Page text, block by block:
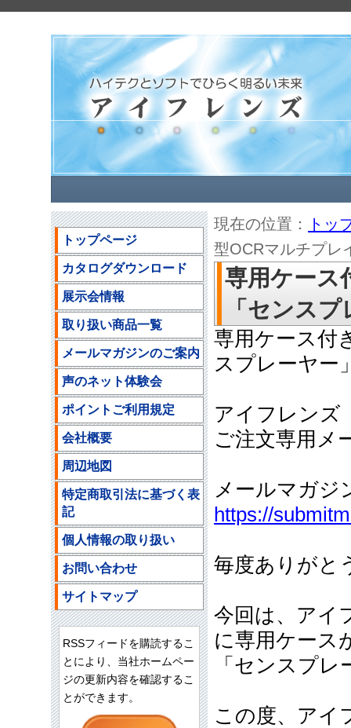
現在の位置：
トッ
型OCRマルチプレ
専用ケース
「センス
専用ケース付
スプレーヤー
アイフレン
ご注文専用メ
メールマガジ
https://
毎度ありがと
今回は、アイ
に専用ケース
「センスプ
この度、アイ
トップページ
カタログダウンロード
展示会情報
取り扱い商品一覧
メールマガジンのご案内
声のネット体験会
ポイントご利用規定
会社概要
周辺地図
特定商取引法に基づく表
記
個人情報の取り扱い
お問い合わせ
サイトマップ
RSSフィードを購読するこ
とにより、当社ホームペー
ジの更新内容を確認するこ
とができます。